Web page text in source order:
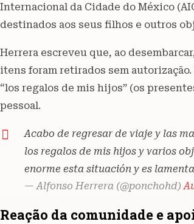
Internacional da Cidade do México
destinados aos seus filhos e outros
Herrera escreveu que, ao
itens foram retirados sem
“los regalos de mis hijos” (os
pessoal.
Acabo de regresar de viaje y las
los regalos de mis hijos y varios
enorme esta situación y es
— Alfonso Herrera (@ponchohd)
Reação da comunidade e